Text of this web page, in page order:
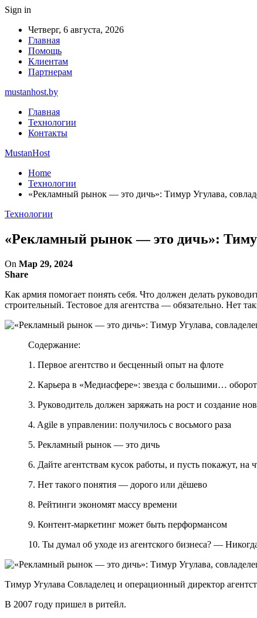
Sign in
Четверг, 6 августа, 2026
Главная
Помощь
Клиентам
Партнерам
mustanhost.by
Главная
Технологии
Контакты
MustanHost
Home
Технологии
«Рекламный рынок — это дичь»: Тимур Угулава,
Технологии
«Рекламный рынок — это дичь»:
On Мар 29, 2024
Share
Как армия помогает понять себя. Что должен делать
строительный. Тестовое для агентства — обязательно.
Содержание:
1. Первое агентство и бесценный опыт на флоте
2. Карьера в «Медиасфере»: звезда с большими…
3. Руководитель должен заряжать на рост и создание
4. Agile в управлении: получилось с восьмого раза
5. Рекламный рынок — это дичь
6. Дайте агентствам кусок работы, и пусть покажут, на
7. Нет такого понятия — дорого или дёшево
8. Рейтинги экономят массу времени
9. Контент-маркетинг может быть перформансом
10. Ты думал об уходе из агентского бизнеса? —
Тимур Угулава Совладелец и операционный директор
В 2007 году пришел в ритейл.